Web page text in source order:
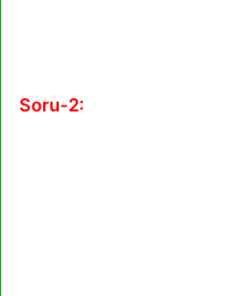
Soru-2: